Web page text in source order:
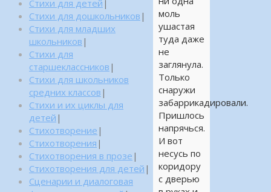
моль
ушастая
туда даже
не
заглянула.
Только
снаружи
забаррикадировали.
Пришлось
напрячься.
И вот
несусь по
коридору
с дверью
Стихи для детей |
Стихи для дошкольников |
Стихи для младших
школьников |
Стихи для
старшеклассников |
Стихи для школьников
средних классов |
Стихи и их циклы для
детей |
Стихотворение |
Стихотворения |
Стихотворения в прозе |
Стихотворения для детей |
Сценарии и диалоговая